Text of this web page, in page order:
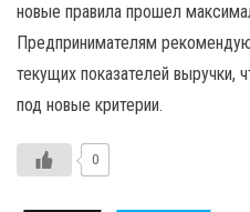
новые правила прошел
Предпринимателям
текущих показателей выручки,
под новые критерии.
0